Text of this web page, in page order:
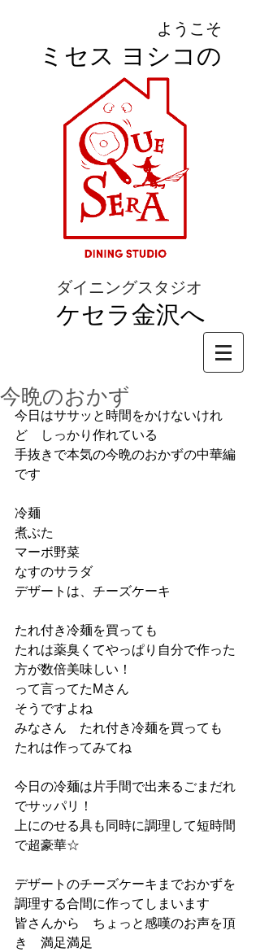
ようこそ
ミセス ヨシコの
ダイニングスタジオ
ケセラ金沢へ
今晩のおかず
今日はササッと時間をかけないけれ
ど　しっかり作れている
手抜きで本気の今晩のおかずの中華編
です
冷麺
煮ぶた
マーボ野菜
なすのサラダ
デザートは、チーズケーキ
たれ付き冷麺を買っても
たれは薬臭くてやっぱり自分で作った
方が数倍美味しい！
って言ってたMさん
そうですよね
みなさん　たれ付き冷麺を買っても
たれは作ってみてね
今日の冷麺は片手間で出来るごまだれ
でサッパリ！
上にのせる具も同時に調理して短時間
で超豪華☆
デザートのチーズケーキまでおかずを
調理する合間に作ってしまいます
皆さんから　ちょっと感嘆のお声を頂
き　満足満足